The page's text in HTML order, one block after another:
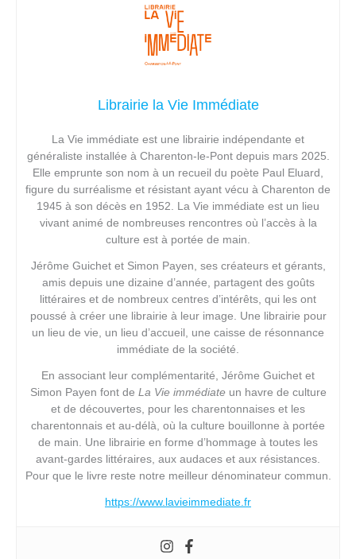
Librairie la Vie Immédiate
La Vie immédiate est une librairie indépendante et
généraliste installée à Charenton-le-Pont depuis mars 2025.
Elle emprunte son nom à un recueil du poète Paul Eluard,
figure du surréalisme et résistant ayant vécu à Charenton de
1945 à son décès en 1952. La Vie immédiate est un lieu
vivant animé de nombreuses rencontres où l’accès à la
culture est à portée de main.
Jérôme Guichet et Simon Payen, ses créateurs et gérants,
amis depuis une dizaine d’année, partagent des goûts
littéraires et de nombreux centres d’intérêts, qui les ont
poussé à créer une librairie à leur image. Une librairie pour
un lieu de vie, un lieu d’accueil, une caisse de résonnance
immédiate de la société.
En associant leur complémentarité, Jérôme Guichet et
Simon Payen font de La Vie immédiateun havre de culture
et de découvertes, pour les charentonnaises et les
charentonnais et au-délà, où la culture bouillonne à portée
de main. Une librairie en forme d’hommage à toutes les
avant-gardes littéraires, aux audaces et aux résistances.
Pour que le livre reste notre meilleur dénominateur commun.
https://www.lavieimmediate.fr